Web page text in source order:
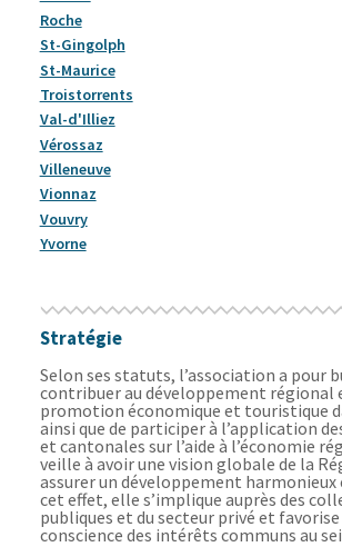
Roche
St-Gingolph
St-Maurice
Troistorrents
Val-d'Illiez
Vérossaz
Villeneuve
Vionnaz
Vouvry
Yvorne
Stratégie
Selon ses statuts, l’association a pour
contribuer au développement régional
promotion économique et touristique
ainsi que de participer à l’application
et cantonales sur l’aide à l’économie
veille à avoir une vision globale de la
assurer un développement harmonieux
cet effet, elle s’implique auprès des
publiques et du secteur privé et
conscience des intérêts communs au